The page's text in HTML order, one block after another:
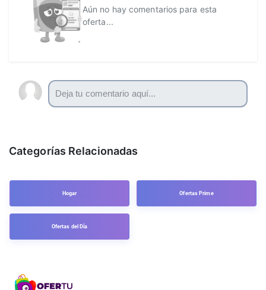
Aún no hay comentarios para esta
oferta...
Categorías Relacionadas
Hogar Ofertas Prime
Ofertas del Día